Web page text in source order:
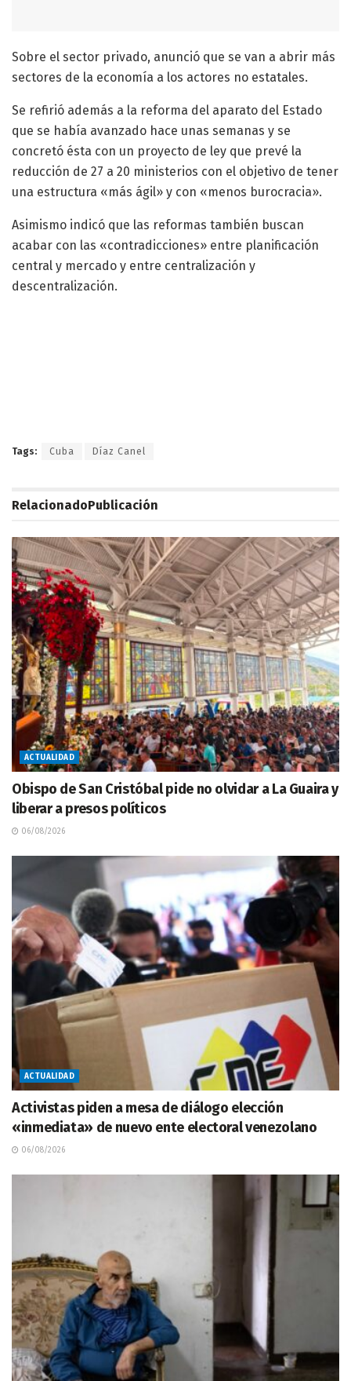
Sobre el sector privado, anunció que se van a abrir más
sectores de la economía a los actores no estatales.
Se refirió además a la reforma del aparato del Estado
que se había avanzado hace unas semanas y se
concretó ésta con un proyecto de ley que prevé la
reducción de 27 a 20 ministerios con el objetivo de tener
una estructura «más ágil» y con «menos burocracia».
Asimismo indicó que las reformas también buscan
acabar con las «contradicciones» entre planificación
central y mercado y entre centralización y
descentralización.
Tags: Cuba Díaz Canel
RelacionadoPublicación
ACTUALIDAD
Obispo de San Cristóbal pide no olvidar a La Guaira y
liberar a presos políticos
06/08/2026
ACTUALIDAD
Activistas piden a mesa de diálogo elección
«inmediata» de nuevo ente electoral venezolano
06/08/2026